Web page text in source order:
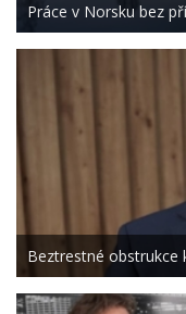
Práce v Norsku bez
Beztrestné obstrukce